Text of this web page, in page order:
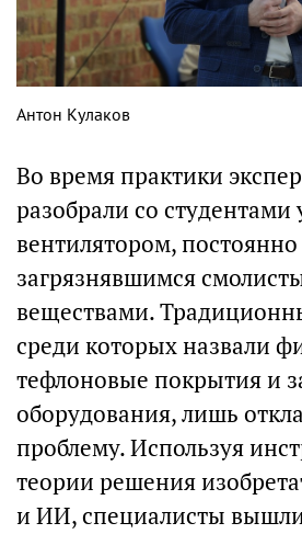
Антон Кулаков
Во время практики
разобрали со
вентилятором, постоянно
загрязнявшимся
веществами.
среди которых назвали
тефлоновые покрытия и
оборудования, лишь
проблему. Используя
теории решения
и ИИ, специалисты